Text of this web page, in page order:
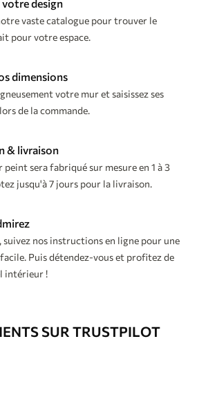
votre design
vaste catalogue pour trouver le
pour votre espace.
dimensions
votre mur et saisissez ses
de la commande.
& livraison
sera fabriqué sur mesure en 1 à 3
jusqu'à 7 jours pour la livraison.
suivez nos instructions en ligne pour une
Puis détendez-vous et profitez de
intérieur !
SUR TRUSTPILOT